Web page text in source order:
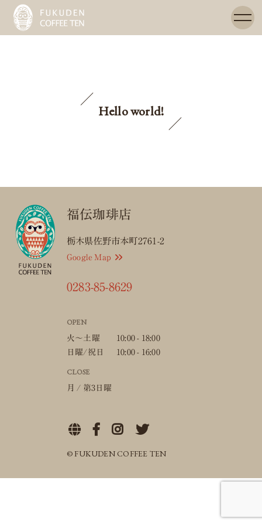
Hello world!
福伝珈琲店
栃木県佐野市本町2761-2
Google Map
0283-85-8629
OPEN
火〜土曜
10:00 - 18:00
日曜/祝日
10:00 - 16:00
CLOSE
月 / 第3日曜
© FUKUDEN COFFEE TEN